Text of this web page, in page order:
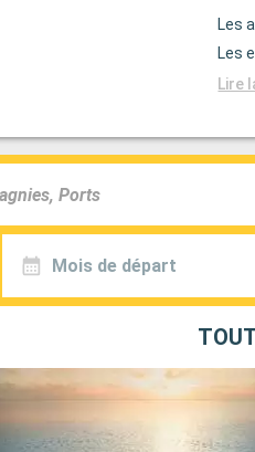
Les
Les
Lire
Mois de départ